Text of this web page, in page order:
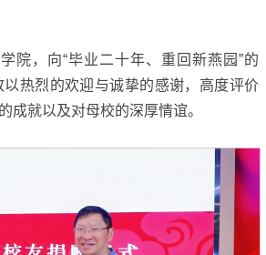
院，向“毕业二十年、重回新燕园”的
热烈的欢迎与诚挚的感谢，高度评价
成就以及对母校的深厚情谊。